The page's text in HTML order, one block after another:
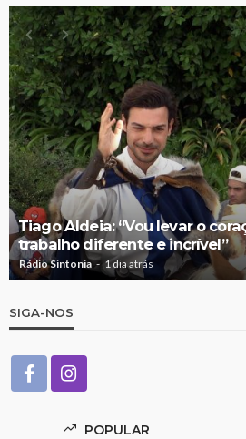
Tiago Aldeia: “Vou levar o
trabalho diferente e incrível”
Rádio Sintonia 1 dia atrás
SIGA-NOS
POPULAR